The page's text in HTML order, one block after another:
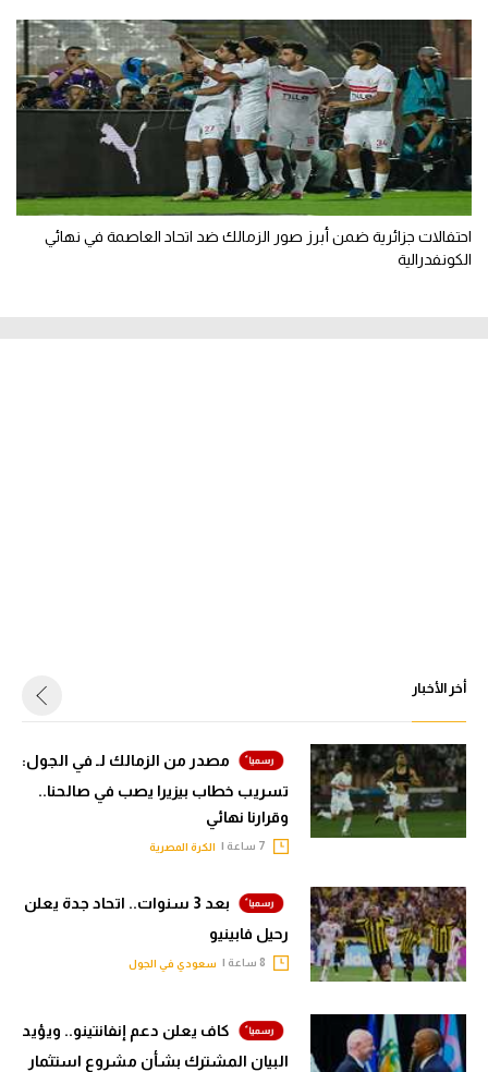
احتفالات جزائرية ضمن أبرز صور الزمالك ضد اتحاد العاصمة في نهائي
الكونفدرالية
أخر الأخبار
مصدر من الزمالك لـ في الجول:
تسريب خطاب بيزيرا يصب في صالحنا..
وقرارنا نهائي
الكرة المصرية
بعد 3 سنوات.. اتحاد جدة يعلن
رحيل فابينيو
سعودي في الجول
كاف يعلن دعم إنفانتينو.. ويؤيد
البيان المشترك بشأن مشروع استثمار